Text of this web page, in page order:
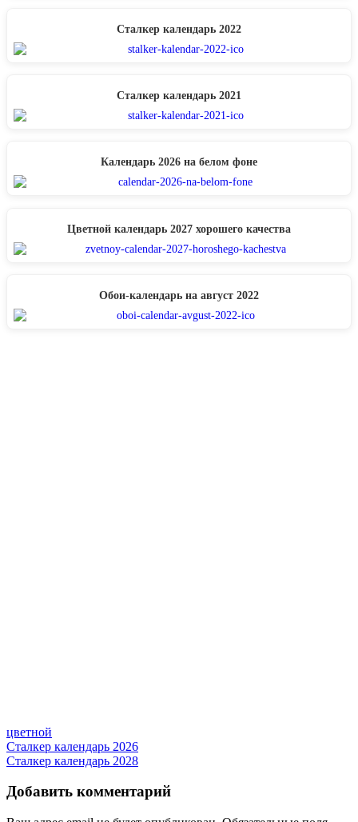
Сталкер календарь 2022
Сталкер календарь 2021
Календарь 2026 на белом фоне
Цветной календарь 2027 хорошего качества
Обои-календарь на август 2022
цветной
Навигация
по
записям
Сталкер календарь 2026
Сталкер календарь 2028
Добавить комментарий